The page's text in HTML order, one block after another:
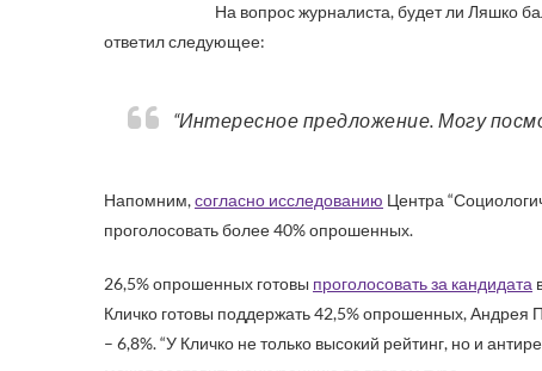
На вопрос журналиста, будет ли Ляшко
ответил следующее:
“Интересное предложение. Могу
Напомним,согласно исследованию Центра
проголосовать более 40% опрошенных.
26,5% опрошенных готовы проголосовать за кандидата
Кличко готовы поддержать 42,5% опрошенных, Андрея
– 6,8%. “У Кличко не только высокий рейтинг, но и